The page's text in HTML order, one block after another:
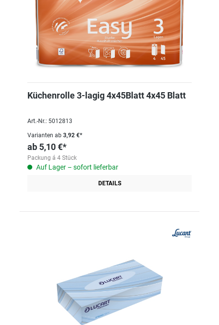
Küchenrolle 3-lagig 4x45Blatt 4x45 Blatt
Art.-Nr.: 5012813
Varianten ab 3,92 €*
ab 5,10 €*
Packung á 4 Stück
Auf Lager – sofort lieferbar
DETAILS